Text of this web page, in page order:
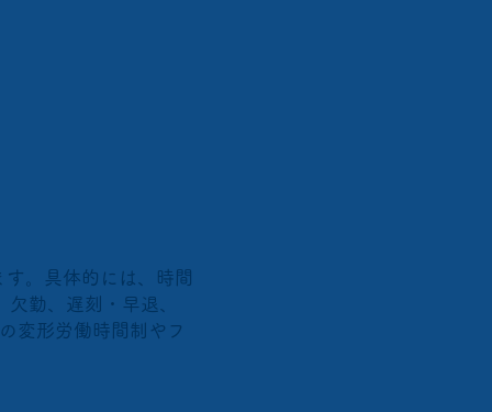
。具体的には、時間
勤、遅刻・早退、
変形労働時間制やフ